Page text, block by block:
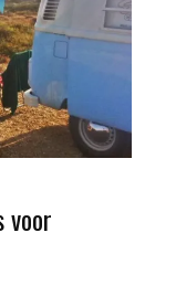
voor